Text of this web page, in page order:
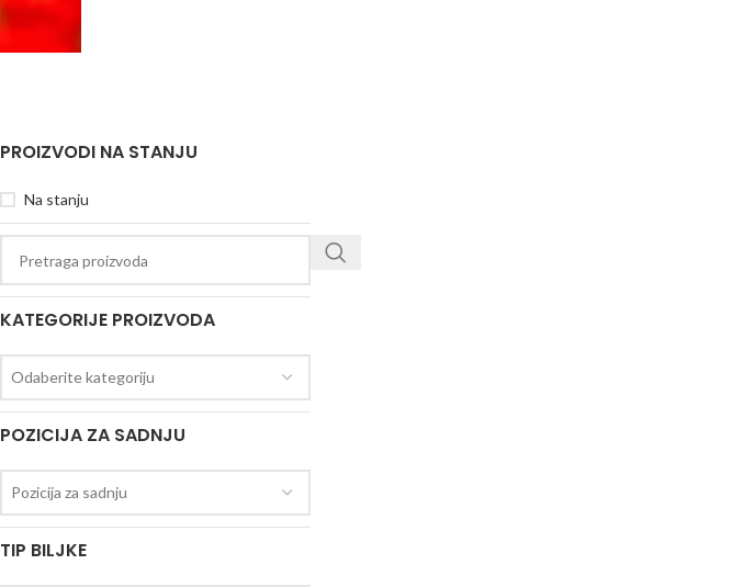
PROIZVODI NA STANJU
Na stanju
KATEGORIJE PROIZVODA
Odaberite kategoriju
POZICIJA ZA SADNJU
Pozicija za sadnju
TIP BILJKE